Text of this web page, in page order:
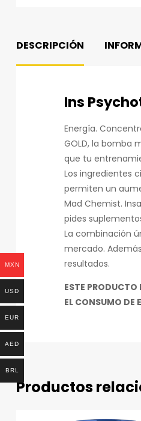
DESCRIPCIÓN
Ins
Energía.
GOLD, la bomba
que tu
Los ingredientes
permiten un
Mad Chemist.
pides
La combinación
mercado.
resultados.
ESTE
EL CONSUMO DE
Productos
MXN
USD
EUR
AED
BRL